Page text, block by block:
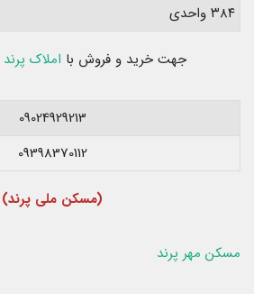
۳۸۴ واحدی
جهت خرید و فروش با املاک پرند
09024929213
09398370112
(مسکن ملی پرند)
مسکن مهر پرند